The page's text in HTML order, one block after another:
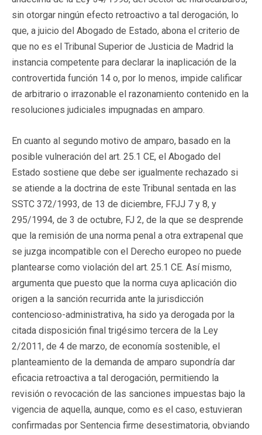
sin otorgar ningún efecto retroactivo a tal derogación, lo
que, a juicio del Abogado de Estado, abona el criterio de
que no es el Tribunal Superior de Justicia de Madrid la
instancia competente para declarar la inaplicación de la
controvertida función 14 o, por lo menos, impide calificar
de arbitrario o irrazonable el razonamiento contenido en la
resoluciones judiciales impugnadas en amparo.
En cuanto al segundo motivo de amparo, basado en la
posible vulneración del art. 25.1 CE, el Abogado del
Estado sostiene que debe ser igualmente rechazado si
se atiende a la doctrina de este Tribunal sentada en las
SSTC 372/1993, de 13 de diciembre, FFJJ 7 y 8, y
295/1994, de 3 de octubre, FJ 2, de la que se desprende
que la remisión de una norma penal a otra extrapenal que
se juzga incompatible con el Derecho europeo no puede
plantearse como violación del art. 25.1 CE. Así mismo,
argumenta que puesto que la norma cuya aplicación dio
origen a la sanción recurrida ante la jurisdicción
contencioso-administrativa, ha sido ya derogada por la
citada disposición final trigésimo tercera de la Ley
2/2011, de 4 de marzo, de economía sostenible, el
planteamiento de la demanda de amparo supondría dar
eficacia retroactiva a tal derogación, permitiendo la
revisión o revocación de las sanciones impuestas bajo la
vigencia de aquella, aunque, como es el caso, estuvieran
confirmadas por Sentencia firme desestimatoria, obviando